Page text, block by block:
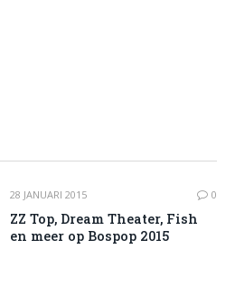
28 JANUARI 2015 0
ZZ Top, Dream Theater, Fish
en meer op Bospop 2015